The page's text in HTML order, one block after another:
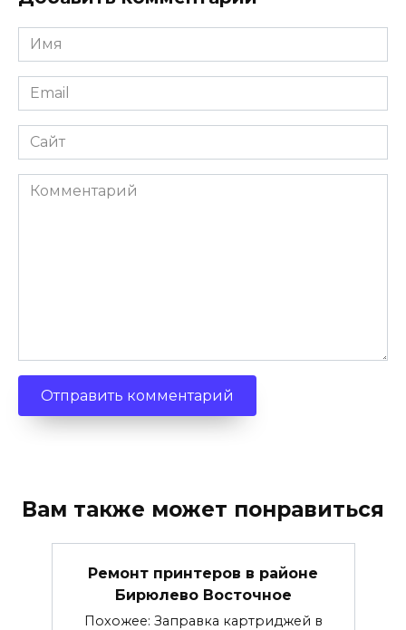
Имя
Email
Сайт
Комментарий
Вам также может понравиться
Ремонт принтеров в районе
Бирюлево Восточное
Похожее: Заправка картриджей в